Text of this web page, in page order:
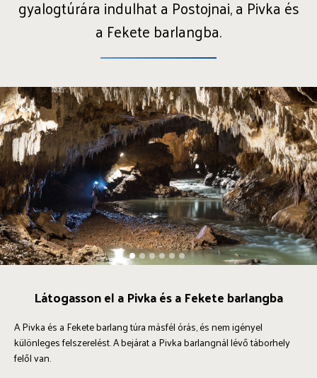
gyalogtúrára indulhat a Postojnai, a Pivka és
a Fekete barlangba.
1 2 3 4 5 6
Látogasson el a Pivka és a Fekete barlangba
A Pivka és a Fekete barlang túra másfél órás, és nem igényel
különleges felszerelést. A bejárat a Pivka barlangnál lévő táborhely
felől van.